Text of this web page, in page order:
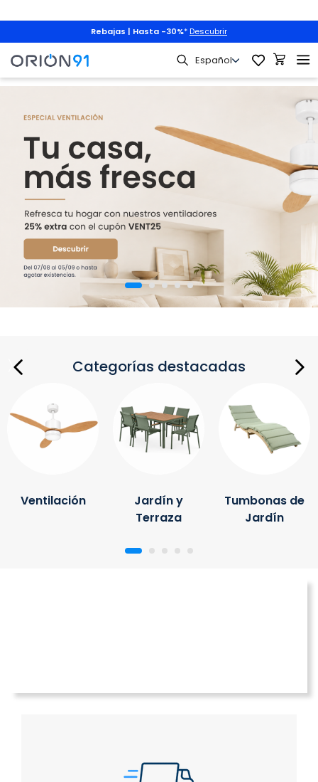
Rebajas | Hasta -30%* Descubrir
Categorías destacadas
Ventilación
Jardín y
Terraza
Tumbonas de
Jardín